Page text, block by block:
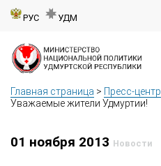
РУС УДМ
Главная страница > Пресс-центр
Уважаемые жители Удмуртии!
01 ноября 2013 Новости